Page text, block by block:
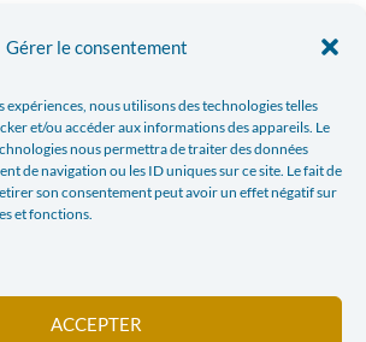
Gérer le consentement
nous utilisons des technologies telles
et/ou accéder aux informations des appareils. Le
nous permettra de traiter des données
de navigation ou les ID uniques sur ce site. Le fait de
son consentement peut avoir un effet négatif sur
et fonctions.
ACCEPTER
– Experte en droits des femmes,
politique
:La CEDEF – un levier pour l’égalité
aux enjeux de transitions
environnementales et sociétales.
des organismes de
l’égalité) et directeur d’UNIA.